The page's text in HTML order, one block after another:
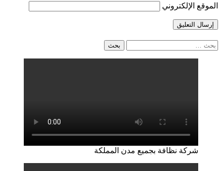
الموقع الإلكتروني
البحث
عن:
شركة نظافة بجميع مدن المملكة